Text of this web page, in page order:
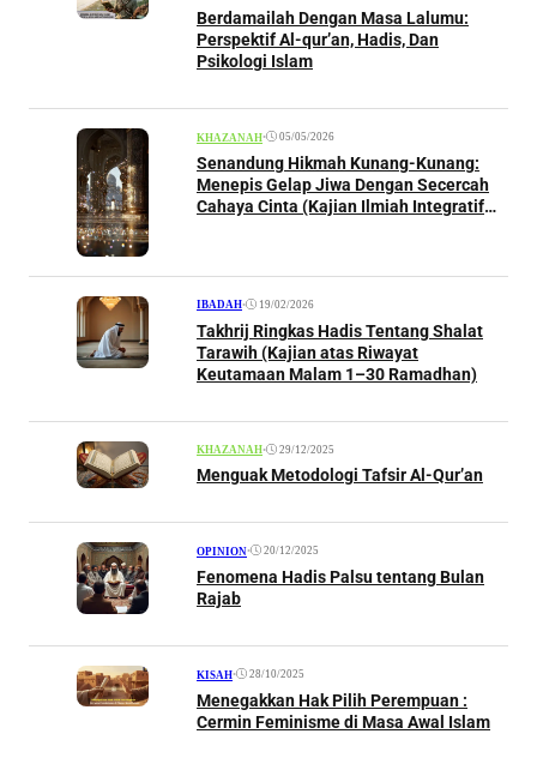
Berdamailah Dengan Masa Lalumu:
Perspektif Al-qur’an, Hadis, Dan
Psikologi Islam
KHAZANAH• 05/05/2026
Senandung Hikmah Kunang-Kunang:
Menepis Gelap Jiwa Dengan Secercah
Cahaya Cinta (Kajian Ilmiah Integratif
IBADAH• 19/02/2026
Takhrij Ringkas Hadis Tentang Shalat
Tarawih (Kajian atas Riwayat
Keutamaan Malam 1–30 Ramadhan)
KHAZANAH• 29/12/2025
Menguak Metodologi Tafsir Al-Qur’an
OPINION• 20/12/2025
Fenomena Hadis Palsu tentang Bulan
Rajab
KISAH• 28/10/2025
Menegakkan Hak Pilih Perempuan :
Cermin Feminisme di Masa Awal Islam